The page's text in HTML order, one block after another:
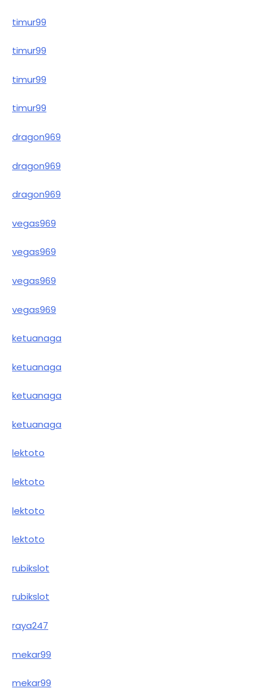
timur99
timur99
timur99
timur99
dragon969
dragon969
dragon969
vegas969
vegas969
vegas969
vegas969
ketuanaga
ketuanaga
ketuanaga
ketuanaga
lektoto
lektoto
lektoto
lektoto
rubikslot
rubikslot
raya247
mekar99
mekar99